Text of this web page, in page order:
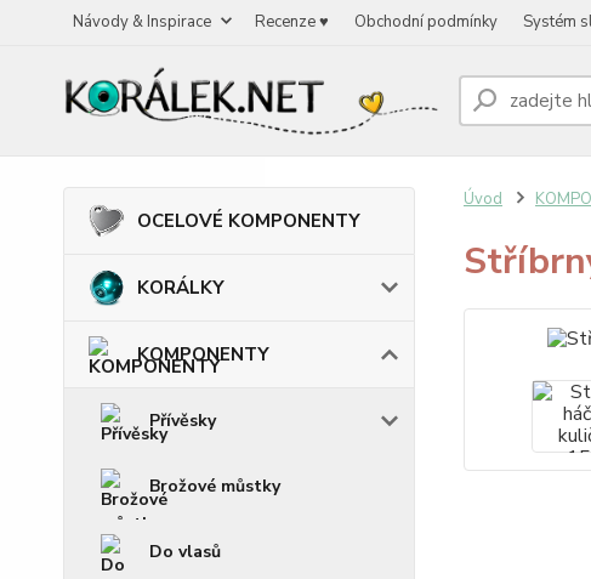
Návody & Inspirace Recenze ♥ Obchodní podmínky Systém
OCELOVÉ KOMPONENTY
KORÁLKY
KOMPONENTY
Přívěsky
Brožové můstky
Do vlasů
Úvod